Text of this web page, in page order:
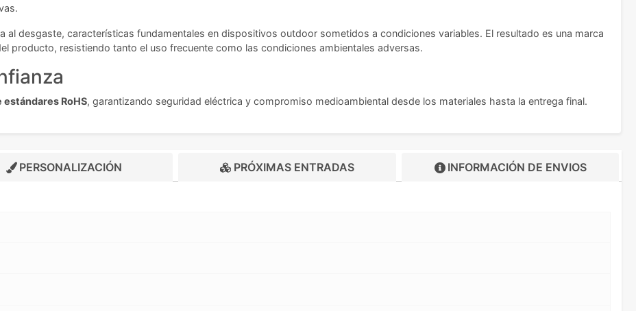
al desgaste, características fundamentales en dispositivos outdoor sometidos a condiciones variables. El resultado es una marca
producto, resistiendo tanto el uso frecuente como las condiciones ambientales adversas.
RoHS, garantizando seguridad eléctrica y compromiso medioambiental desde los materiales hasta la entrega final.
PERSONALIZACIÓN PRÓXIMAS ENTRADAS INFORMACIÓN DE ENVIOS